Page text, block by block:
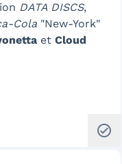
DATA DISCS,
Cola "New-York"
et Cloud
check_circle